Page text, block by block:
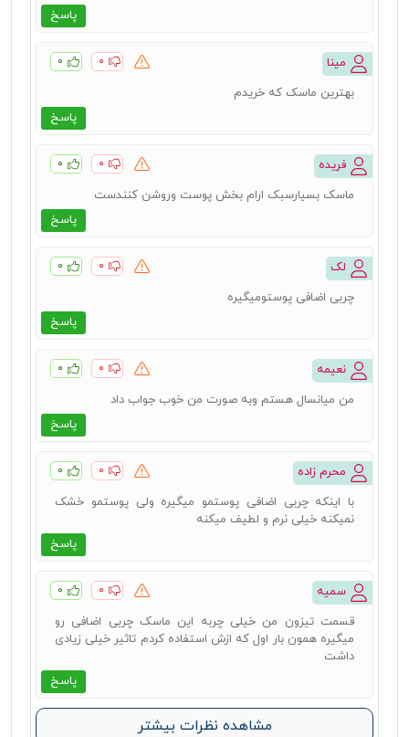
پاسخ
مینا ۰ ۰
پاسخ
بهترین ماسک که خریدم
فریده ۰ ۰
پاسخ
ماسک بسیارسبک ارام بخش پوست وروشن کنندست
لک ۰ ۰
پاسخ
چربی اضافی پوستومیگیره
نعیمه ۰ ۰
پاسخ
من میانسال هستم وبه صورت من خوب جواب داد
محرم زاده ۰ ۰
پاسخ
با اینکه چربی اضافی پوستمو میگیره ولی پوستمو خشک
نمیکنه خیلی نرم و لطیف میکنه
سمیه ۰ ۰
پاسخ
قسمت تیزون من خیلی چربه این ماسک چربی اضافی رو
میگیره همون بار اول که ازش استفاده کردم تاثیر خیلی زیادی
داشت
مشاهده نظرات بیشتر